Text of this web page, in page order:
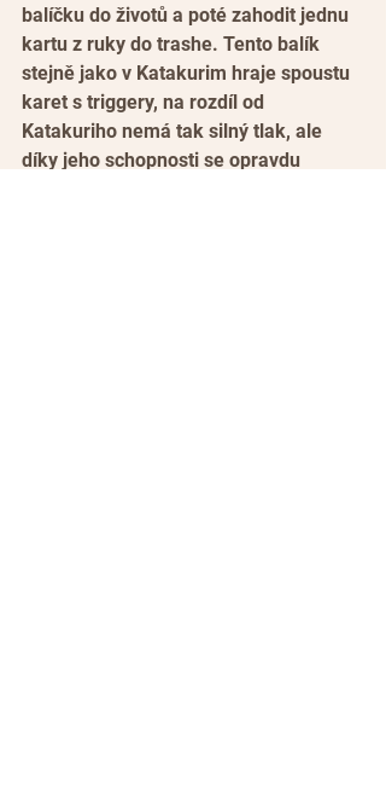
balíčku do životů a poté zahodit jednu
kartu z ruky do trashe. Tento balík
stejně jako v Katakurim hraje spoustu
karet s triggery, na rozdíl od
Katakuriho nemá tak silný tlak, ale
díky jeho schopnosti se opravdu